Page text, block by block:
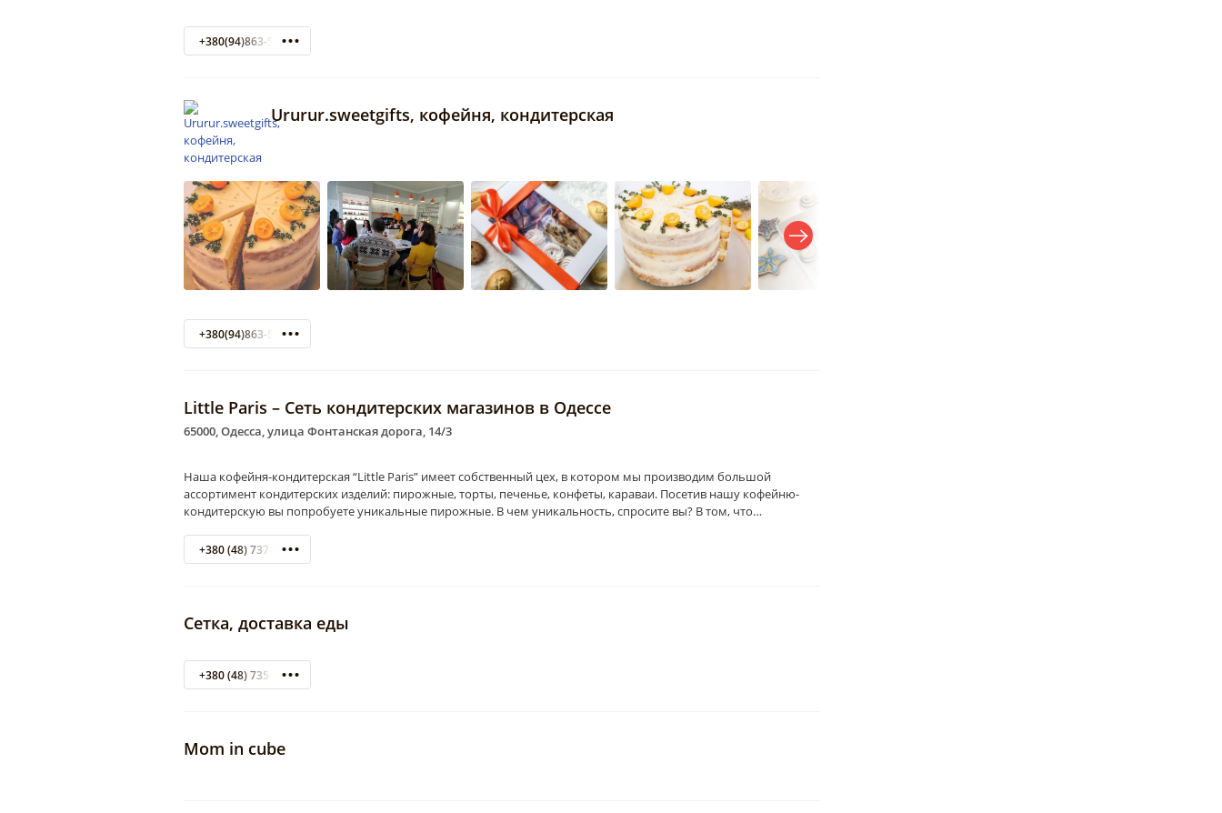
+380(94)863-57-37
Ururur.sweetgifts, кофейня, кондитерская
+380(94)863-57-37
Little Paris – Сеть кондитерских магазинов в Одессе
65000, Одесса, улица Фонтанская дорога, 14/3
Наша кофейня-кондитерская “Little Paris” имеет собственный цех, в котором мы производим большой
ассортимент кондитерских изделий: пирожные, торты, печенье, конфеты, караваи. Посетив нашу кофейню-
кондитерскую вы попробуете уникальные пирожные. В чем уникальность, спросите вы? В том, что…
+380 (48) 737-74-27
Сетка, доставка еды
+380 (48) 735-47-90
Mom in cube